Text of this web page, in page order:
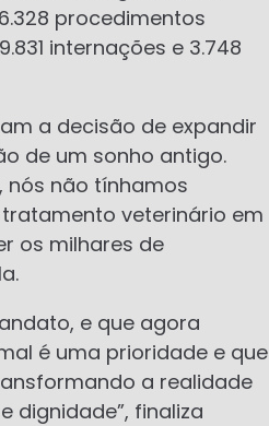
procedimentos
internações e 3.748
a decisão de expandir
de um sonho antigo.
nós não tínhamos
veterinário em
os milhares de
e que agora
é uma prioridade e que
a realidade
dignidade”, finaliza